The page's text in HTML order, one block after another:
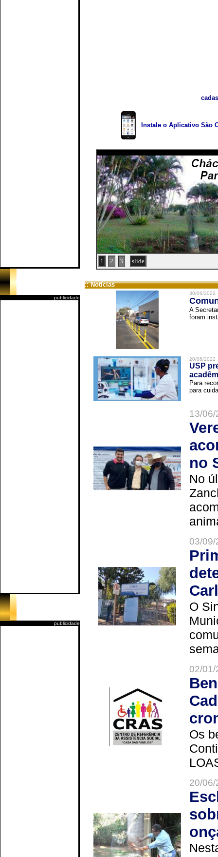
publicidade
publicidade
Instale o Aplicativo São
1 2 3 slide
:: Notícias
30/06/2022
A
foram
20/06/2022
USP
Para
para
13/
no
No
03/
O
02/
Os
20/